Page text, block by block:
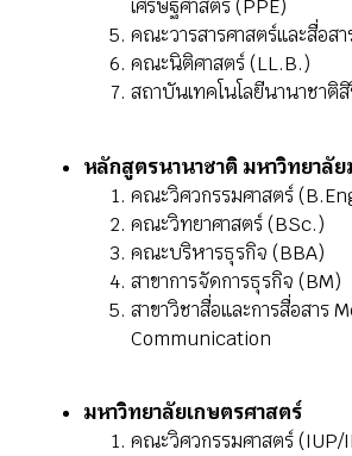
เศรษฐศาสตร์ (PPE)
คณะวารสารศาสตร์และสื่อส
คณะนิติศาสตร์ (LL.B.)
สถาบันเทคโนโลยีนานาชาติ
หลักสูตรนานาชาติ มหาวิทยาลั
คณะวิศวกรรมศาสตร์
คณะวิทยาศาสตร์ (BSc.)
คณะบริหารธุรกิจ (BBA)
สาขาการจัดการธุรกิจ (BM)
สาขาวิชาสื่อและการสื่อสาร
Communication
มหาวิทยาลัยเกษตรศาสตร์
คณะวิศวกรรมศาสตร์ (IUP/